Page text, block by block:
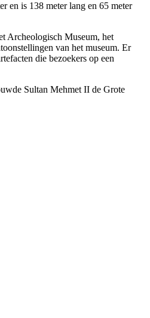
en is 138 meter lang en 65 meter
Archeologisch Museum, het
van het museum. Er
die bezoekers op een
Sultan Mehmet II de Grote